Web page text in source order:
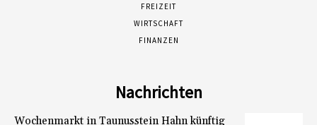
FREIZEIT
WIRTSCHAFT
FINANZEN
Nachrichten
Wochenmarkt in Taunusstein Hahn künftig